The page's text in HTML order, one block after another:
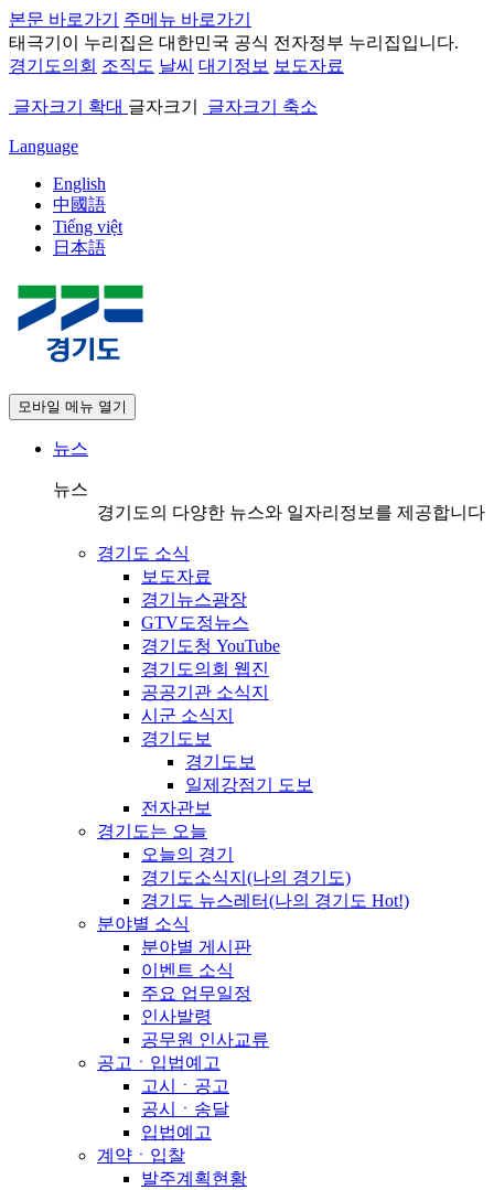
본문 바로가기
주메뉴 바로가기
태극기 이 누리집은 대한민국 공식 전자정부 누리집입니다.
경기도의회 조직도 날씨 대기정보 보도자료
글자크기 확대 글자크기 글자크기 축소
Language
English
中國語
Tiếng việt
日本語
모바일 메뉴 열기
뉴스
뉴스
경기도의 다양한 뉴스와 일자리정보를 제공합니다
경기도 소식
보도자료
경기뉴스광장
GTV도정뉴스
경기도청 YouTube
경기도의회 웹진
공공기관 소식지
시군 소식지
경기도보
경기도보
일제강점기 도보
전자관보
경기도는 오늘
오늘의 경기
경기도소식지(나의 경기도)
경기도 뉴스레터(나의 경기도 Hot!)
분야별 소식
분야별 게시판
이벤트 소식
주요 업무일정
인사발령
공무원 인사교류
공고ㆍ입법예고
고시ㆍ공고
공시ㆍ송달
입법예고
계약ㆍ입찰
발주계획현황